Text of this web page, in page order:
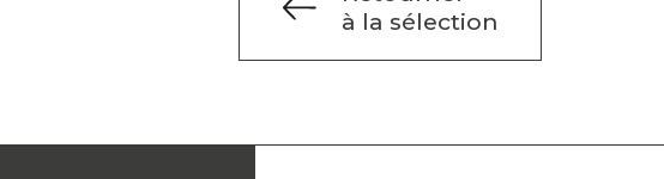
à la sélection